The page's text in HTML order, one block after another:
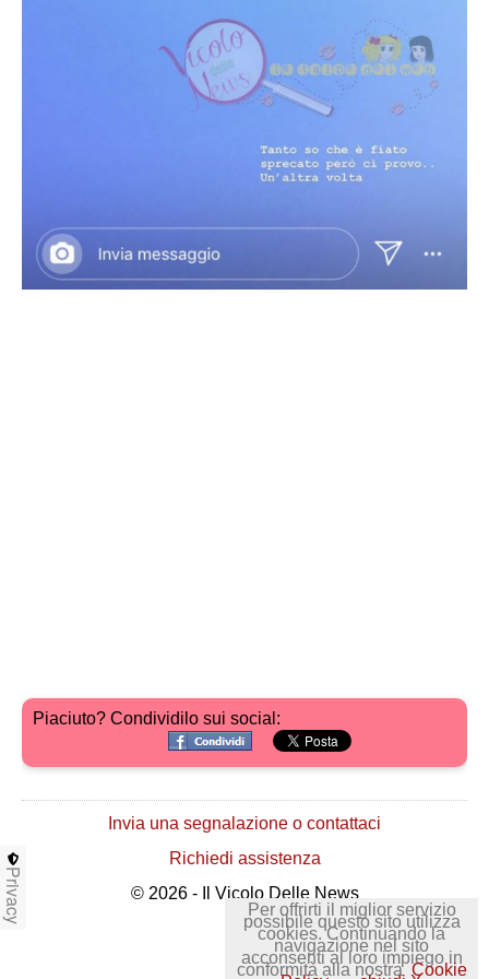
Piaciuto? Condividilo sui social:
Invia una segnalazione o contattaci
Richiedi assistenza
© 2026 - Il Vicolo Delle News
Per offrirti il miglior servizio
possibile questo sito utilizza
cookies. Continuando la
navigazione nel sito
acconsenti al loro impiego in
conformità alla nostra Cookie
Privacy